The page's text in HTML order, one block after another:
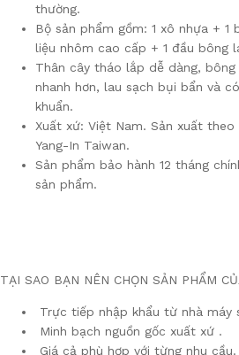
thường.
Bộ sản phẩm gồm: 1 xô nhựa + 1
liệu nhôm cao cấp + 1 đầu bông
Thân cây tháo lắp dễ dàng,
nhanh hơn, lau sạch bụi bẩn và
khuẩn.
Xuất xứ: Việt Nam. Sản xuất
Yang-In Taiwan.
Sản phẩm bảo hành 12 tháng
sản phẩm.
TẠI SAO BẠN NÊN CHỌN SẢN PHẨM
Trực tiếp nhập khẩu từ nhà máy
Minh bạch nguồn gốc xuất xứ .
Giá cả phù hợp với từng nhu cầu.